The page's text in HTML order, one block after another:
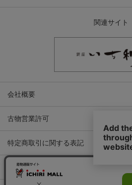
関連サイト
会社概要
古物営業許可
特定商取引に関する表記
プライバシーポリシー